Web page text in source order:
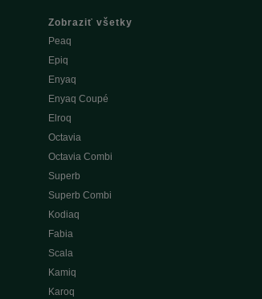
Zobraziť všetky
Peaq
Epiq
Enyaq
Enyaq Coupé
Elroq
Octavia
Octavia Combi
Superb
Superb Combi
Kodiaq
Fabia
Scala
Kamiq
Karoq